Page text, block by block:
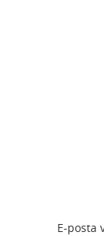
E-posta